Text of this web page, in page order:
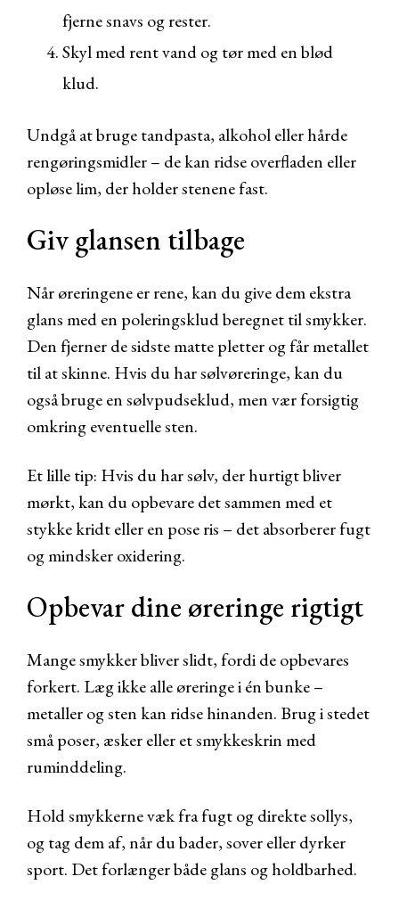
fjerne snavs og rester.
Skyl med rent vand og tør med en blød
klud.
Undgå at bruge tandpasta, alkohol eller hårde
rengøringsmidler – de kan ridse overfladen eller
opløse lim, der holder stenene fast.
Giv glansen tilbage
Når øreringene er rene, kan du give dem ekstra
glans med en poleringsklud beregnet til smykker.
Den fjerner de sidste matte pletter og får metallet
til at skinne. Hvis du har sølvøreringe, kan du
også bruge en sølvpudseklud, men vær forsigtig
omkring eventuelle sten.
Et lille tip: Hvis du har sølv, der hurtigt bliver
mørkt, kan du opbevare det sammen med et
stykke kridt eller en pose ris – det absorberer fugt
og mindsker oxidering.
Opbevar dine øreringe rigtigt
Mange smykker bliver slidt, fordi de opbevares
forkert. Læg ikke alle øreringe i én bunke –
metaller og sten kan ridse hinanden. Brug i stedet
små poser, æsker eller et smykkeskrin med
ruminddeling.
Hold smykkerne væk fra fugt og direkte sollys,
og tag dem af, når du bader, sover eller dyrker
sport. Det forlænger både glans og holdbarhed.